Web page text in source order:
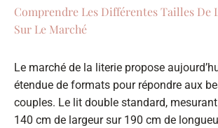
Comprendre Les Différentes Tailles De
Sur Le Marché
Le marché de la literie propose
étendue de formats pour répondre aux
couples. Le lit double standard,
140 cm de largeur sur 190 cm de